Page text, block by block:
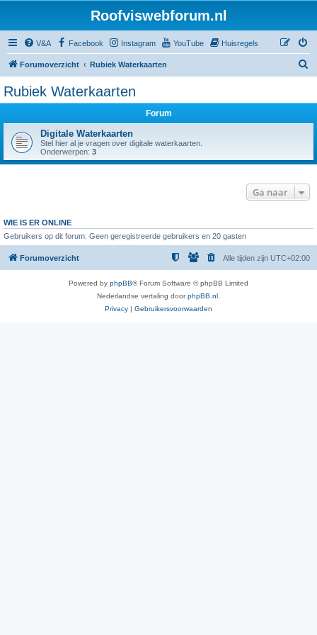
Roofviswebforum.nl
V&A Facebook Instagram YouTube Huisregels
Forumoverzicht Rubiek Waterkaarten
Rubiek Waterkaarten
Forum
Digitale Waterkaarten
Stel hier al je vragen over digitale waterkaarten.
Onderwerpen: 3
Ga naar
WIE IS ER ONLINE
Gebruikers op dit forum: Geen geregistreerde gebruikers en 20 gasten
Forumoverzicht Alle tijden zijn UTC+02:00
Powered by phpBB® Forum Software © phpBB Limited
Nederlandse vertaling doorphpBB.nl
Privacy | Gebruikersvoorwaarden